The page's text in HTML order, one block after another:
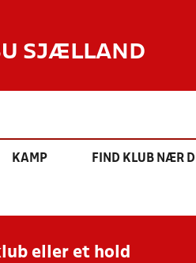
SJÆLLAND
KAMP FIND KLUB NÆR
eller et hold